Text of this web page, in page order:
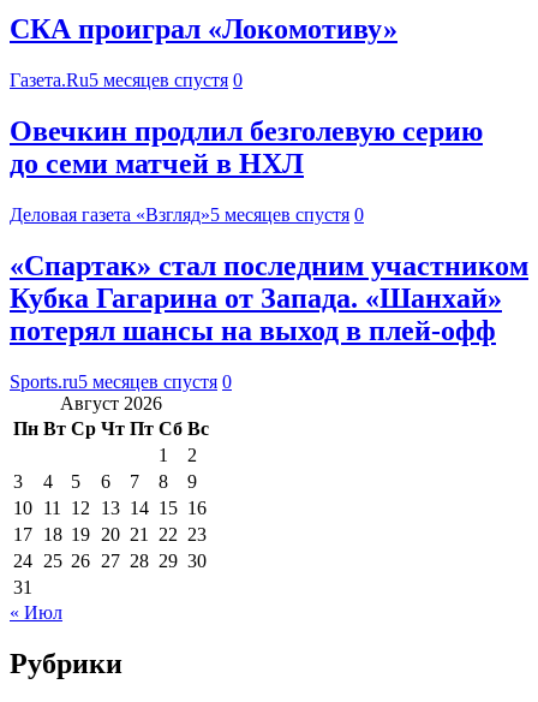
СКА проиграл «Локомотиву»
Газета.Ru5 месяцев спустя 0
Овечкин продлил безголевую серию
до семи матчей в НХЛ
Деловая газета «Взгляд»5 месяцев спустя 0
«Спартак» стал последним участником
Кубка Гагарина от Запада. «Шанхай»
потерял шансы на выход в плей-офф
Sports.ru5 месяцев спустя 0
Август 2026
Пн Вт Ср Чт Пт Сб Вс
1
2
3
4 5 6 7 8
9
10 11 12 13 14 15 16
17 18 19 20 21 22 23
24 25 26 27 28 29 30
31
« Июл
Рубрики